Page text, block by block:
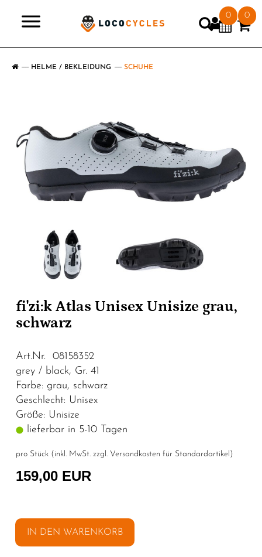
0 0
HELME / BEKLEIDUNG SCHUHE
fi'zi:k Atlas Unisex Unisize grau,
schwarz
Art.Nr. 08158352
grey / black, Gr. 41
Farbe: grau, schwarz
Geschlecht: Unisex
Größe: Unisize
lieferbar in 5-10 Tagen
pro Stück (inkl. MwSt. zzgl. Versandkosten für Standardartikel )
159,00 EUR
IN DEN WARENKORB